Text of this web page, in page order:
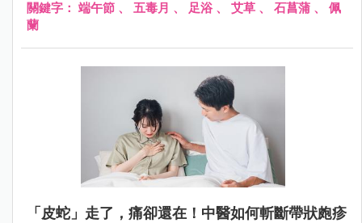
關鍵字： 端午節 、 五毒月 、 足浴 、 艾草 、 石菖蒲 、 佩
蘭
「皮蛇」走了，痛卻還在！中醫如何斬斷帶狀皰疹